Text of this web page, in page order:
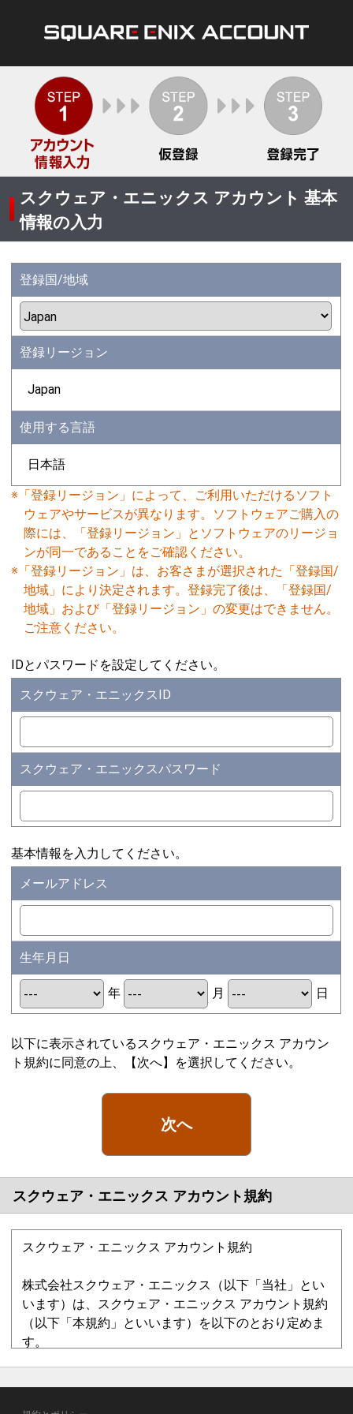
スクウェア・エニックス アカウント 基本
情報の入力
登録国/地域
登録リージョン
Japan
使用する言語
日本語
※「登録リージョン」によって、ご利用いただけるソフト
ウェアやサービスが異なります。ソフトウェアご購入の
際には、「登録リージョン」とソフトウェアのリージョ
ンが同一であることをご確認ください。
※「登録リージョン」は、お客さまが選択された「登録国/
地域」により決定されます。登録完了後は、「登録国/
地域」および「登録リージョン」の変更はできません。
ご注意ください。
IDとパスワードを設定してください。
スクウェア・エニックスID
スクウェア・エニックスパスワード
基本情報を入力してください。
メールアドレス
生年月日
年 月 日
以下に表示されているスクウェア・エニックス アカウン
ト規約に同意の上、【次へ】を選択してください。
次へ
スクウェア・エニックス アカウント規約
スクウェア・エニックス アカウント規約
株式会社スクウェア・エニックス（以下「当社」とい
います）は、スクウェア・エニックス アカウント規約
（以下「本規約」といいます）を以下のとおり定めま
す。